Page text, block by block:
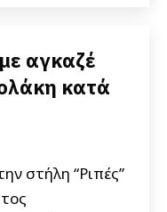
αγκαζέ
κατά
στήλη “Ριπές”